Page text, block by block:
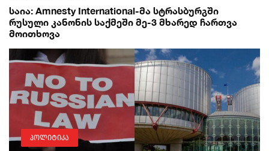
საია: Amnesty International-მა სტრასბურგში
რუსული კანონის საქმეში მე-3 მხარედ ჩართვა
მოითხოვა
პოლიტიკა